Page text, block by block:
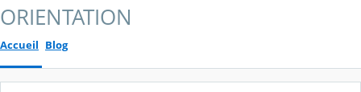
ORIENTATION
Accueil Blog